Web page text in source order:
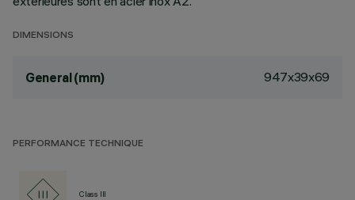
DIMENSIONS
General (mm) 947x39x69
PERFORMANCE TECHNIQUE
Class III